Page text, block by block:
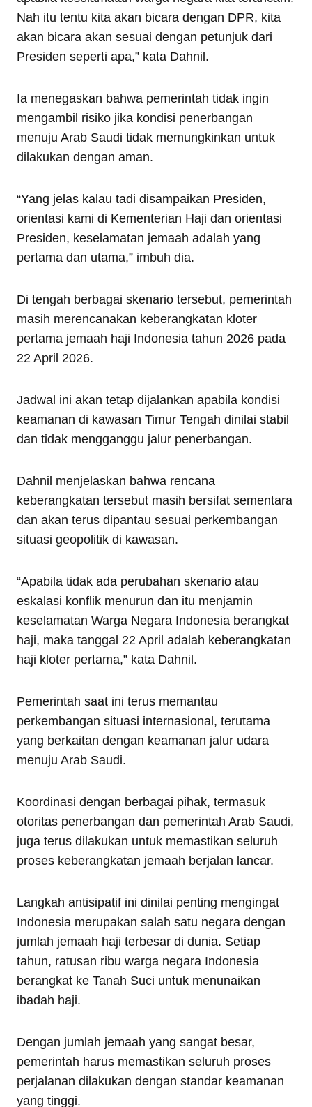
Nah itu tentu kita akan bicara dengan DPR, kita
akan bicara akan sesuai dengan petunjuk dari
Presiden seperti apa,” kata Dahnil.
Ia menegaskan bahwa pemerintah tidak ingin
mengambil risiko jika kondisi penerbangan
menuju Arab Saudi tidak memungkinkan untuk
dilakukan dengan aman.
“Yang jelas kalau tadi disampaikan Presiden,
orientasi kami di Kementerian Haji dan orientasi
Presiden, keselamatan jemaah adalah yang
pertama dan utama,” imbuh dia.
Di tengah berbagai skenario tersebut, pemerintah
masih merencanakan keberangkatan kloter
pertama jemaah haji Indonesia tahun 2026 pada
22 April 2026.
Jadwal ini akan tetap dijalankan apabila kondisi
keamanan di kawasan Timur Tengah dinilai stabil
dan tidak mengganggu jalur penerbangan.
Dahnil menjelaskan bahwa rencana
keberangkatan tersebut masih bersifat sementara
dan akan terus dipantau sesuai perkembangan
situasi geopolitik di kawasan.
“Apabila tidak ada perubahan skenario atau
eskalasi konflik menurun dan itu menjamin
keselamatan Warga Negara Indonesia berangkat
haji, maka tanggal 22 April adalah keberangkatan
haji kloter pertama,” kata Dahnil.
Pemerintah saat ini terus memantau
perkembangan situasi internasional, terutama
yang berkaitan dengan keamanan jalur udara
menuju Arab Saudi.
Koordinasi dengan berbagai pihak, termasuk
otoritas penerbangan dan pemerintah Arab Saudi,
juga terus dilakukan untuk memastikan seluruh
proses keberangkatan jemaah berjalan lancar.
Langkah antisipatif ini dinilai penting mengingat
Indonesia merupakan salah satu negara dengan
jumlah jemaah haji terbesar di dunia. Setiap
tahun, ratusan ribu warga negara Indonesia
berangkat ke Tanah Suci untuk menunaikan
ibadah haji.
Dengan jumlah jemaah yang sangat besar,
pemerintah harus memastikan seluruh proses
perjalanan dilakukan dengan standar keamanan
yang tinggi.